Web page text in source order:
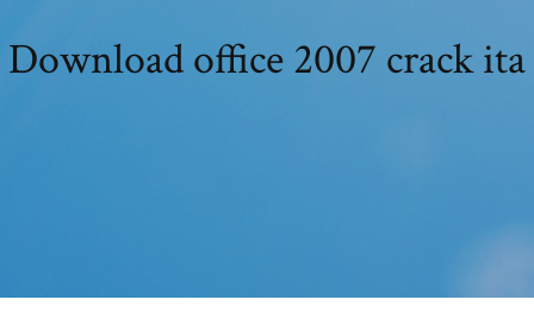
Download office 2007 crack ita